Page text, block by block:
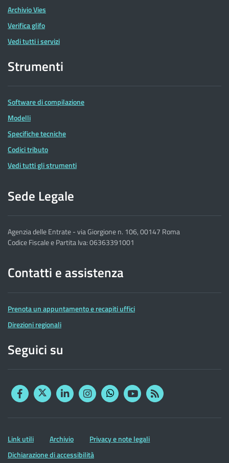
Archivio Vies
Verifica glifo
Vedi tutti i servizi
Strumenti
Software di compilazione
Modelli
Specifiche tecniche
Codici tributo
Vedi tutti gli strumenti
Sede Legale
Agenzia delle Entrate - via Giorgione n. 106, 00147 Roma
Codice Fiscale e Partita Iva: 06363391001
Contatti e assistenza
Prenota un appuntamento e recapiti uffici
Direzioni regionali
Seguici su
FacebookTwitterLinkedinInstagram
YouTubeRSS
Altre
informazioni
Link utili Archivio
Privacy e note legali
Dichiarazione di accessibilità